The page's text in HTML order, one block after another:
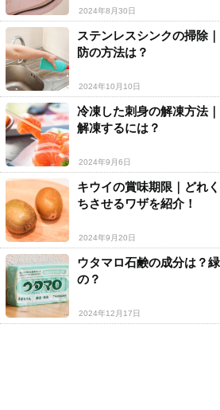
2024年8月30日
ステンレスシンクの掃除
防の方法は？
2024年10月10日
冷凍した刺身の解凍方法
解凍するには？
2024年9月6日
キウイの賞味期限｜どれ
ちさせるワザを紹介！
2024年9月20日
ウタマロ石鹸の成分は？
の？
2024年12月17日